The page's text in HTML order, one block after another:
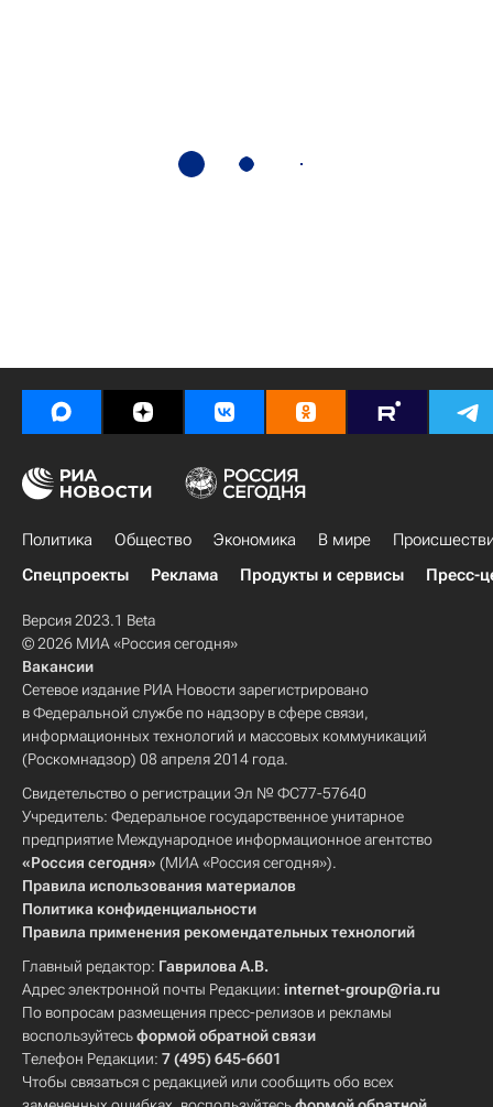
Политика Общество Экономика В мире
Спецпроекты
Реклама Продукты и сервисы Пресс-
Версия 2023.1 Beta
© 2026 МИА «Россия сегодня»
Вакансии
Сетевое издание РИА Новости зарегистрировано
в Федеральной службе по надзору в сфере связи,
информационных технологий и массовых коммуникаций
(Роскомнадзор) 08 апреля 2014 года.
Свидетельство о регистрации Эл № ФС77-57640
Учредитель: Федеральное государственное унитарное
предприятие Международное информационное агентство
«Россия сегодня» (МИА «Россия сегодня»).
Правила использования материалов
Политика конфиденциальности
Правила применения рекомендательных технологий
Главный редактор: Гаврилова А.В.
Адрес электронной почты Редакции: internet-group@ria.ru
По вопросам размещения пресс-релизов и рекламы
воспользуйтесьформой обратной связи
Телефон Редакции: 7 (495) 645-6601
Чтобы связаться с редакцией или сообщить обо всех